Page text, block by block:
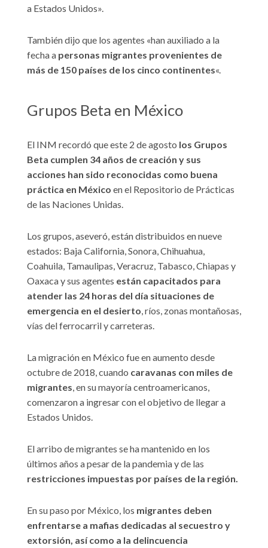
a Estados Unidos».
También dijo que los agentes «han auxiliado a la
fecha a personas migrantes provenientes de
más de 150 países de los cinco continentes«.
Grupos Beta en México
El INM recordó que este 2 de agosto los Grupos
Beta cumplen 34 años de creación y sus
acciones han sido reconocidas como buena
práctica en México en el Repositorio de Prácticas
de las Naciones Unidas.
Los grupos, aseveró, están distribuidos en nueve
estados: Baja California, Sonora, Chihuahua,
Coahuila, Tamaulipas, Veracruz, Tabasco, Chiapas y
Oaxaca y sus agentes están capacitados para
atender las 24 horas del día situaciones de
emergencia en el desierto, ríos, zonas montañosas,
vías del ferrocarril y carreteras.
La migración en México fue en aumento desde
octubre de 2018, cuando caravanas con miles de
migrantes, en su mayoría centroamericanos,
comenzaron a ingresar con el objetivo de llegar a
Estados Unidos.
El arribo de migrantes se ha mantenido en los
últimos años a pesar de la pandemia y de las
restricciones impuestas por países de la región.
En su paso por México, los migrantes deben
enfrentarse a mafias dedicadas al secuestro y
extorsión, así como a la delincuencia